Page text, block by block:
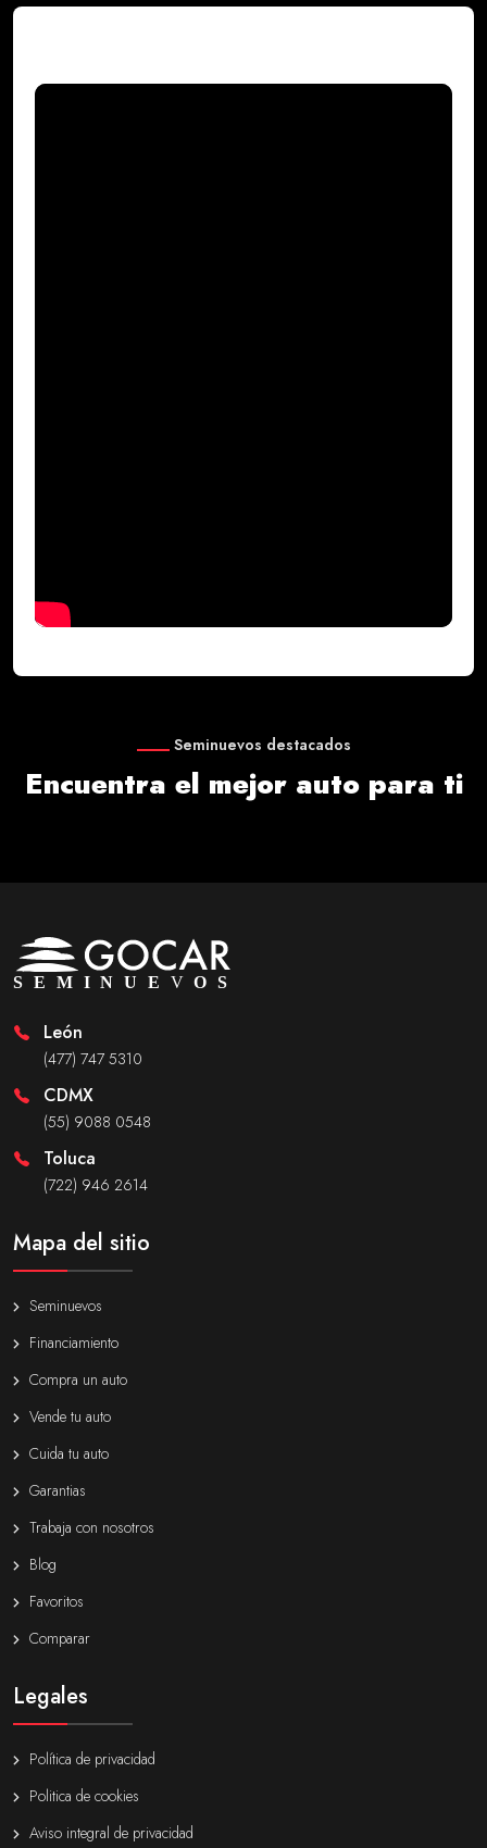
Seminuevos destacados
Encuentra el mejor auto para ti
León
(477) 747 5310
CDMX
(55) 9088 0548
Toluca
(722) 946 2614
Mapa del sitio
Seminuevos
Financiamiento
Compra un auto
Vende tu auto
Cuida tu auto
Garantias
Trabaja con nosotros
Blog
Favoritos
Comparar
Legales
Política de privacidad
Politica de cookies
Aviso integral de privacidad